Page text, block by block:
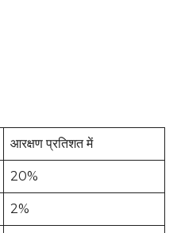
आरक्षण प्रतिशत में
20%
2%